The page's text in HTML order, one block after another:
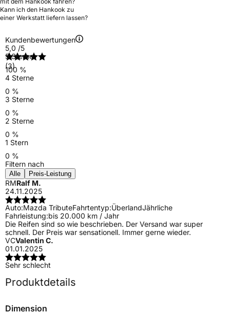
Kann ich den Hankook zu
einer Werkstatt liefern lassen?
Kundenbewertungen
5,0 /5
(3)
5 Sterne
100 %
4 Sterne
0 %
3 Sterne
0 %
2 Sterne
0 %
1 Stern
0 %
Filtern nach
Alle Preis-Leistung
RMRalf M.
24.11.2025
Auto:Mazda TributeFahrtentyp:ÜberlandJährliche
Fahrleistung:bis 20.000 km / Jahr
Die Reifen sind so wie beschrieben. Der Versand war super
schnell. Der Preis war sensationell. Immer gerne wieder.
VCValentin C.
01.01.2025
Sehr schlecht
Produktdetails
Dimension